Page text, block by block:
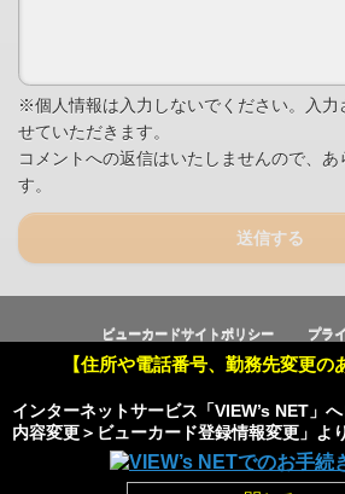
【住所や電話番号、勤務先変更の
インターネットサービス「VIEW’s NET」
内容変更＞ビューカード登録情報変更」よ
※個人情報は入力しないでください。入力
せていただきます。
コメントへの返信はいたしませんので、あ
す。
送信する
ビューカードサイトポリシー プラ